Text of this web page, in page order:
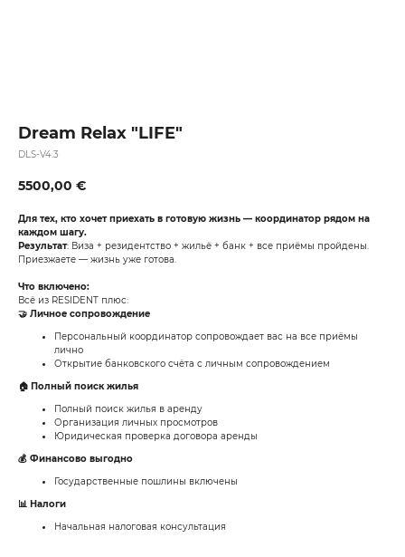
Dream Relax "LIFE"
DLS-V4.3
5500,00 €
Для тех, кто хочет приехать в готовую жизнь — координатор рядом на
каждом шагу.
Результат: Виза + резидентство + жильё + банк + все приёмы пройдены.
Приезжаете — жизнь уже готова.
Что включено:
Всё из RESIDENT плюс:
🤝 Личное сопровождение
Персональный координатор сопровождает вас на все приёмы
лично
Открытие банковского счёта с личным сопровождением
🏠 Полный поиск жилья
Полный поиск жилья в аренду
Организация личных просмотров
Юридическая проверка договора аренды
💰 Финансово выгодно
Государственные пошлины включены
📊 Налоги
Начальная налоговая консультация